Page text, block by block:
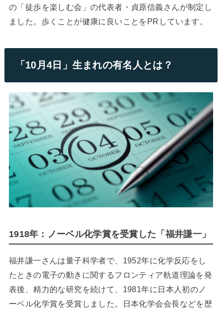
の「徒歩を楽しむ会」の代表者・貞原信義さんが制定し
ました。歩くことが健康に良いことをPRしています。
「10月4日」生まれの有名人とは？
1918年：ノーベル化学賞を受賞した「福井謙一」
福井謙一さんは量子科学者で、1952年に化学反応をし
たときの電子の動きに関するフロンティア軌道理論を発
表後、精力的な研究を続けて、1981年に日本人初のノ
ーベル化学賞を受賞しました。日本化学会会長などを歴